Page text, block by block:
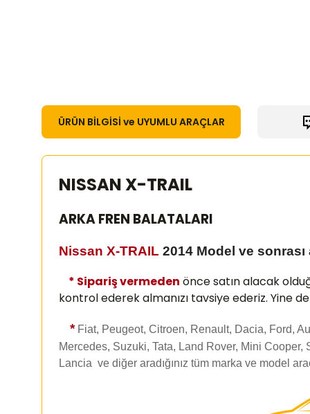
ÜRÜN BİLGİSİ ve UYUMLU ARAÇLAR
NISSAN X-TRAIL
ARKA FREN BALATALARI
Nissan X-TRAIL 2014 Model ve
* Sipariş vermeden önce satın alacak
kontrol ederek almanızı tavsiye ederiz. Yine
*Fiat, Peugeot, Citroen, Renault, Dacia, Ford,
Mercedes, Suzuki, Tata, Land Rover, Mini
Lancia ve diğer aradığınız tüm marka ve model